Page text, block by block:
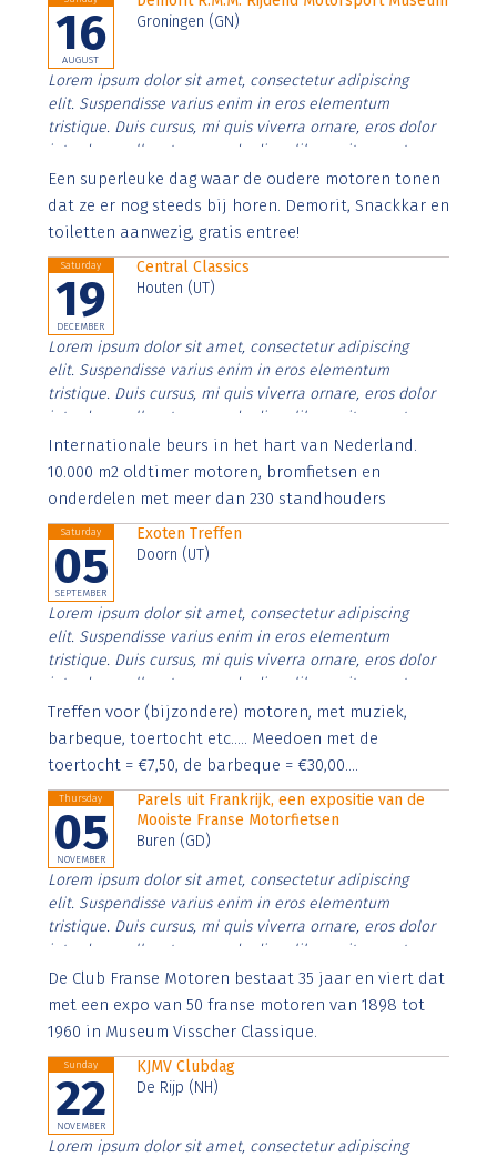
16
AUGUST
Groningen (GN)
Lorem ipsum dolor sit amet, consectetur adipiscing
elit. Suspendisse varius enim in eros elementum
tristique. Duis cursus, mi quis viverra ornare, eros dolor
interdum nulla, ut commodo diam libero vitae erat.
Aenean faucibus nibh et justo cursus id rutrum lorem
imperdiet. Nunc ut sem vitae risus tristique posuere.
Een superleuke dag waar de oudere motoren tonen
dat ze er nog steeds bij horen. Demorit, Snackkar en
toiletten aanwezig, gratis entree!
Saturday
19
DECEMBER
Central Classics
Houten (UT)
Lorem ipsum dolor sit amet, consectetur adipiscing
elit. Suspendisse varius enim in eros elementum
tristique. Duis cursus, mi quis viverra ornare, eros dolor
interdum nulla, ut commodo diam libero vitae erat.
Aenean faucibus nibh et justo cursus id rutrum lorem
imperdiet. Nunc ut sem vitae risus tristique posuere.
Internationale beurs in het hart van Nederland.
10.000 m2 oldtimer motoren, bromfietsen en
onderdelen met meer dan 230 standhouders
Saturday
05
SEPTEMBER
Exoten Treffen
Doorn (UT)
Lorem ipsum dolor sit amet, consectetur adipiscing
elit. Suspendisse varius enim in eros elementum
tristique. Duis cursus, mi quis viverra ornare, eros dolor
interdum nulla, ut commodo diam libero vitae erat.
Aenean faucibus nibh et justo cursus id rutrum lorem
imperdiet. Nunc ut sem vitae risus tristique posuere.
Treffen voor (bijzondere) motoren, met muziek,
barbeque, toertocht etc..... Meedoen met de
toertocht = €7,50, de barbeque = €30,00....
Thursday
05
NOVEMBER
Parels uit Frankrijk, een expositie van de
Mooiste Franse Motorfietsen
Buren (GD)
Lorem ipsum dolor sit amet, consectetur adipiscing
elit. Suspendisse varius enim in eros elementum
tristique. Duis cursus, mi quis viverra ornare, eros dolor
interdum nulla, ut commodo diam libero vitae erat.
Aenean faucibus nibh et justo cursus id rutrum lorem
imperdiet. Nunc ut sem vitae risus tristique posuere.
De Club Franse Motoren bestaat 35 jaar en viert dat
met een expo van 50 franse motoren van 1898 tot
1960 in Museum Visscher Classique.
Sunday
22
NOVEMBER
KJMV Clubdag
De Rijp (NH)
Lorem ipsum dolor sit amet, consectetur adipiscing